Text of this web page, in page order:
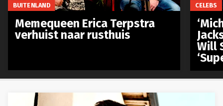
BUITENLAND
Memequeen Erica Terpstra
verhuist naar rusthuis
CELEBS
Will